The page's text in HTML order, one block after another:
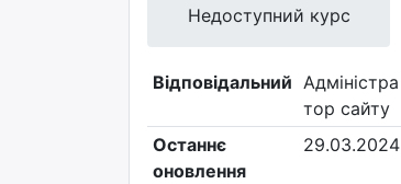
Недоступний курс
Відповідальний Адміністра
тор сайту
Останнє
оновлення
29.03.2024